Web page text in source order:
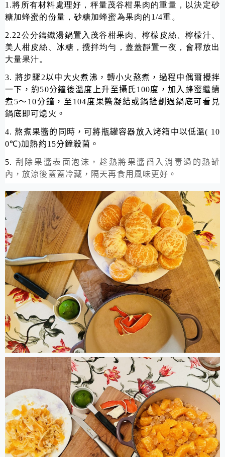
1.將所有材料處理好，秤量茂谷柑果肉的重量，以決定砂
糖加蜂蜜的份量，砂糖加蜂蜜為果肉的1/4重。
2.22公分鑄鐵湯鍋置入茂谷柑果肉、檸檬皮絲、檸檬汁、
美人柑皮絲、冰糖，攪拌均勻，蓋蓋靜置一夜，會釋放出
大量果汁。
3. 將步驟2以中大火煮沸，轉小火熬煮，過程中偶爾攪拌
一下，約50分鐘後溫度上升至攝氏100度，加入蜂蜜繼續
煮5～10分鐘，至104度果醬凝結或鍋鏟劃過鍋底可看見
鍋底即可熄火。
4.熬煮果醬的同時，可將瓶罐容器放入烤箱中以低溫( 10
0℃)加熱約15分鐘殺菌。
5. 刮除果醬表面泡沫，趁熱將果醬舀入消毒過的熱罐
內，放涼後蓋蓋冷藏，隔天再食用風味更好。